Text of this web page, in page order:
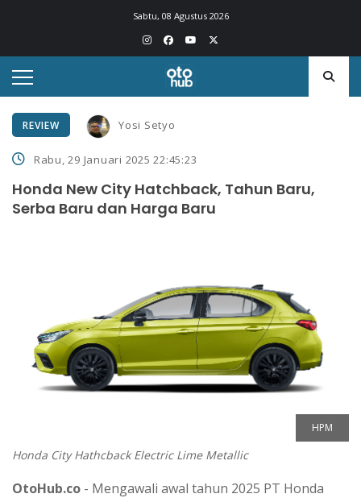
Sabtu, 08 Agustus 2026
REVIEW Yosi Setyo
Rabu, 29 Januari 2025 22:45:23
Honda New City Hatchback, Tahun Baru,
Serba Baru dan Harga Baru
HPM
Honda City Hathcback Electric Lime Metallic
OtoHub.co - Mengawali awal tahun 2025 PT Honda